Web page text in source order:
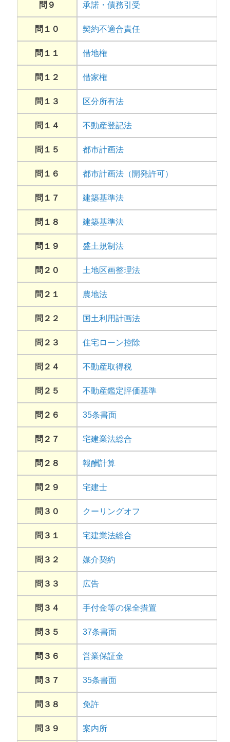
問９ 承諾・債務引受
問１０ 契約不適合責任
問１１ 借地権
問１２ 借家権
問１３ 区分所有法
問１４ 不動産登記法
問１５ 都市計画法
問１６ 都市計画法（開発許可）
問１７ 建築基準法
問１８ 建築基準法
問１９ 盛土規制法
問２０ 土地区画整理法
問２１ 農地法
問２２ 国土利用計画法
問２３ 住宅ローン控除
問２４ 不動産取得税
問２５ 不動産鑑定評価基準
問２６ 35条書面
問２７ 宅建業法総合
問２８ 報酬計算
問２９ 宅建士
問３０ クーリングオフ
問３１ 宅建業法総合
問３２ 媒介契約
問３３ 広告
問３４ 手付金等の保全措置
問３５ 37条書面
問３６ 営業保証金
問３７ 35条書面
問３８ 免許
問３９ 案内所